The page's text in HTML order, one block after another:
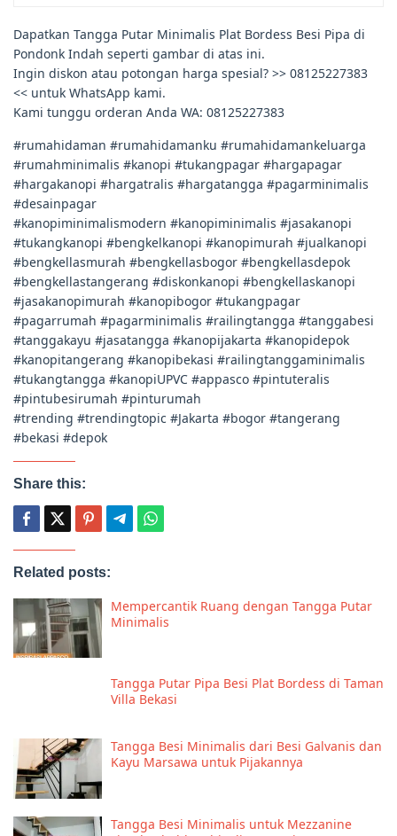
Dapatkan Tangga Putar Minimalis Plat Bordess Besi Pipa di
Pondonk Indah seperti gambar di atas ini.
Ingin diskon atau potongan harga spesial? >> 08125227383
<< untuk WhatsApp kami.
Kami tunggu orderan Anda WA: 08125227383
#rumahidaman #rumahidamanku #rumahidamankeluarga
#rumahminimalis #kanopi #tukangpagar #hargapagar
#hargakanopi #hargatralis #hargatangga #pagarminimalis
#desainpagar
#kanopiminimalismodern #kanopiminimalis #jasakanopi
#tukangkanopi #bengkelkanopi #kanopimurah #jualkanopi
#bengkellasmurah #bengkellasbogor #bengkellasdepok
#bengkellastangerang #diskonkanopi #bengkellaskanopi
#jasakanopimurah #kanopibogor #tukangpagar
#pagarrumah #pagarminimalis #railingtangga #tanggabesi
#tanggakayu #jasatangga #kanopijakarta #kanopidepok
#kanopitangerang #kanopibekasi #railingtanggaminimalis
#tukangtangga #kanopiUPVC #appasco #pintuteralis
#pintubesirumah #pinturumah
#trending #trendingtopic #Jakarta #bogor #tangerang
#bekasi #depok
Share this:
Related posts:
Mempercantik Ruang dengan Tangga Putar
Minimalis
Tangga Putar Pipa Besi Plat Bordess di Taman
Villa Bekasi
Tangga Besi Minimalis dari Besi Galvanis dan
Kayu Marsawa untuk Pijakannya
Tangga Besi Minimalis untuk Mezzanine